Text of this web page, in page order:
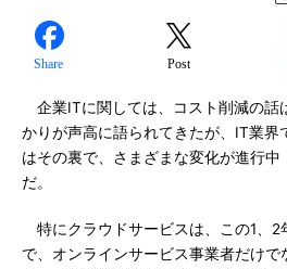
Share Post
企業ITに関しては、コスト削減の話
かりが声高に語られてきたが、IT業界
はその裏で、さまざまな変化が進行中
だ。
特にクラウドサービスは、この1、2
で、オンラインサービス事業者だけで